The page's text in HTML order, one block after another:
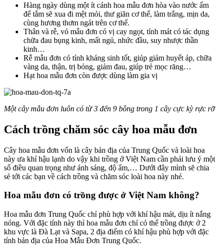
Hàng ngày dùng một ít cánh hoa mẫu đơn hòa vào nước ấm
để tắm sẽ xua đi mệt mỏi, thư giãn cơ thể, làm trắng, mịn da,
cùng hương thơm ngát trên cơ thể.
Thân và rễ, vỏ mẫu đơn có vị cay ngọt, tính mát có tác dụng
chữa đau bụng kinh, mất ngủ, nhức đầu, suy nhược thần
kinh…
Rễ mẫu đơn có tính kháng sinh tốt, giúp giảm huyết áp, chữa
vàng da, thận, trị bỏng, giảm đau, giúp trẻ mọc răng…
Hạt hoa mẫu đơn còn được dùng làm gia vị
Một cây mẫu đơn luôn có từ 3 đến 9 bông trong 1 cây cực kỳ rực rỡ
Cách trồng chăm sóc cây hoa mẫu đơn
Cây hoa mẫu đơn vốn là cây bản địa của Trung Quốc và loài hoa
này ưa khí hậu lạnh do vậy khi trồng ở Việt Nam cần phải lưu ý một
số điều quan trọng như ánh sáng, độ ẩm,… Dưới đây mình sẽ chia
sẻ tới các bạn về cách trồng và chăm sóc loài hoa này nhé.
Hoa mẫu đơn có trồng được ở Việt Nam không?
Hoa mẫu đơn Trung Quốc chỉ phù hợp với khí hậu mát, dịu ít nắng
nóng. Với đặc tính này thì hoa mẫu đơn chỉ có thể trồng được ở 2
khu vực là Đà Lạt và Sapa, 2 địa điểm có khí hậu phù hợp với đặc
tính bản địa của Hoa Mẫu Đơn Trung Quốc.